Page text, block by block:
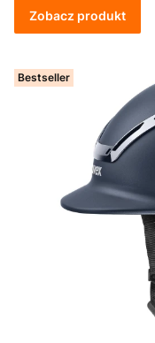
Zobacz produkt
Bestseller